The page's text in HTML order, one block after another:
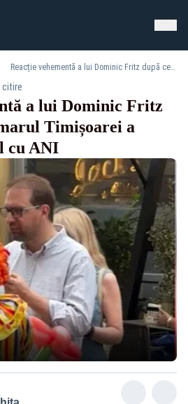
Reacție vehementă a lui Dominic Fritz după ce viceprimarul Timișoarei a pierdut procesul cu ANI
citire
a lui Dominic Fritz
Timișoarei a
cu ANI